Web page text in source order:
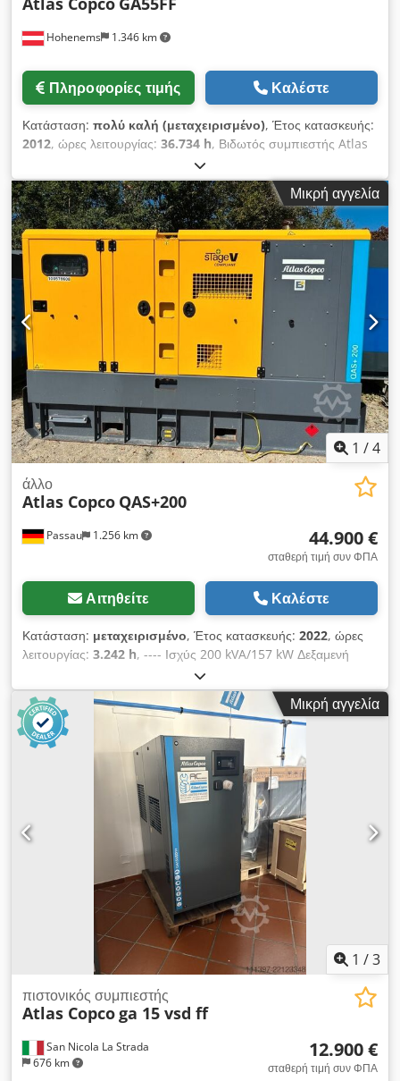
Hohenems 1.346 km
Πληροφορίες τιμής Καλέστε
Κατάσταση: πολύ καλή (μεταχειρισμένο), Έτος κατασκευής:
2012, ώρες λειτουργίας: 36.734 h, Βιδωτός συμπιεστής Atlas
Copco GA55FF Ενσωματωμένο σύστημα ξήρανσης
Dodszphrwepfx Am Dokr 55 kW 9,80 bar 8,87 m3/min Έτος
κατασκευής: 2012 Ώρες λειτουργίας: 36.734
Μικρή αγγελία
1 /4
Passau 1.256 km
άλλο
Atlas Copco QAS+200
44.900 €
σταθερή τιμή συν ΦΠΑ
Αιτηθείτε Καλέστε
Κατάσταση: μεταχειρισμένο, Έτος κατασκευής: 2022, ώρες
λειτουργίας: 3.242 h, ---- Ισχύς 200 kVA/157 kW Δεξαμενή
καυσίμου 585 λίτρων 3242 ώρες λειτουργίας, έτος κατασκευής
12/2022 Πρίζες 125-63-32-16A + DS Διακόπτης προστασίας
από ρεύμα διαρροής τύπου Β Dkjdozrkuaepfx Am DsrΜικρή αγγελία
1 /3
San Nicola La Strada
676 km
πιστονικός συμπιεστής
Atlas Copcoga 15 vsd ff
12.900 €
σταθερή τιμή συν ΦΠΑ